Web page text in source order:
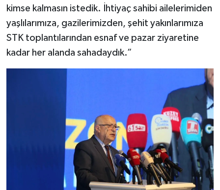
kimse kalmasın istedik. İhtiyaç sahibi ailelerimiden
yaşlılarımıza, gazilerimizden, şehit yakınlarımıza
STK toplantılarından esnaf ve pazar ziyaretine
kadar her alanda sahadaydık.”